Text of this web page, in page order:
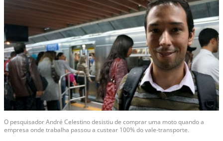
O pesquisador André Celestino desistiu de comprar uma moto quando a
empresa onde trabalha passou a custear 100% do vale-transporte.